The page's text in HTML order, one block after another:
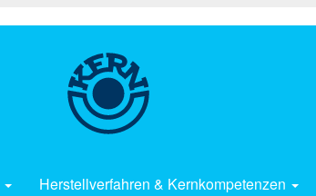
Herstellverfahren & Kernkompetenzen